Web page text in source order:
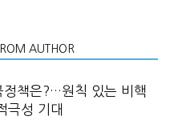
AUTHOR
정책은?…원칙 있는 비핵
극성 기대